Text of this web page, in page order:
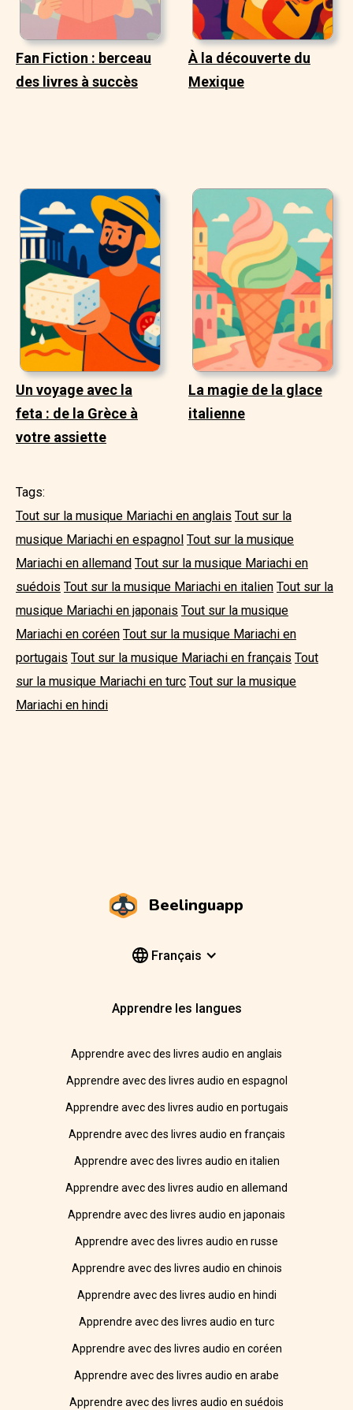
Fan Fiction : berceau
des livres à succès
À la découverte du
Mexique
Un voyage avec la
feta : de la Grèce à
votre assiette
La magie de la glace
italienne
Tags:
Tout sur la musique Mariachi en anglais Tout sur la
musique Mariachi en espagnol Tout sur la musique
Mariachi en allemand Tout sur la musique Mariachi en
suédois Tout sur la musique Mariachi en italien Tout sur la
musique Mariachi en japonais Tout sur la musique
Mariachi en coréen Tout sur la musique Mariachi en
portugais Tout sur la musique Mariachi en français Tout
sur la musique Mariachi en turc Tout sur la musique
Mariachi en hindi
Beelinguapp
Français
Apprendre les langues
Apprendre avec des livres audio en anglais
Apprendre avec des livres audio en espagnol
Apprendre avec des livres audio en portugais
Apprendre avec des livres audio en français
Apprendre avec des livres audio en italien
Apprendre avec des livres audio en allemand
Apprendre avec des livres audio en japonais
Apprendre avec des livres audio en russe
Apprendre avec des livres audio en chinois
Apprendre avec des livres audio en hindi
Apprendre avec des livres audio en turc
Apprendre avec des livres audio en coréen
Apprendre avec des livres audio en arabe
Apprendre avec des livres audio en suédois